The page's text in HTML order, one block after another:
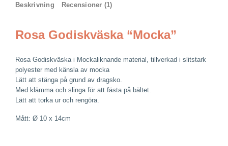
Beskrivning Recensioner (1)
Rosa Godiskväska “Mocka”
Rosa Godiskväska i Mockaliknande material, tillverkad i slitstark
polyester med känsla av mocka
Lätt att stänga på grund av dragsko.
Med klämma och slinga för att fästa på bältet.
Lätt att torka ur och rengöra.
Mått: Ø 10 x 14cm